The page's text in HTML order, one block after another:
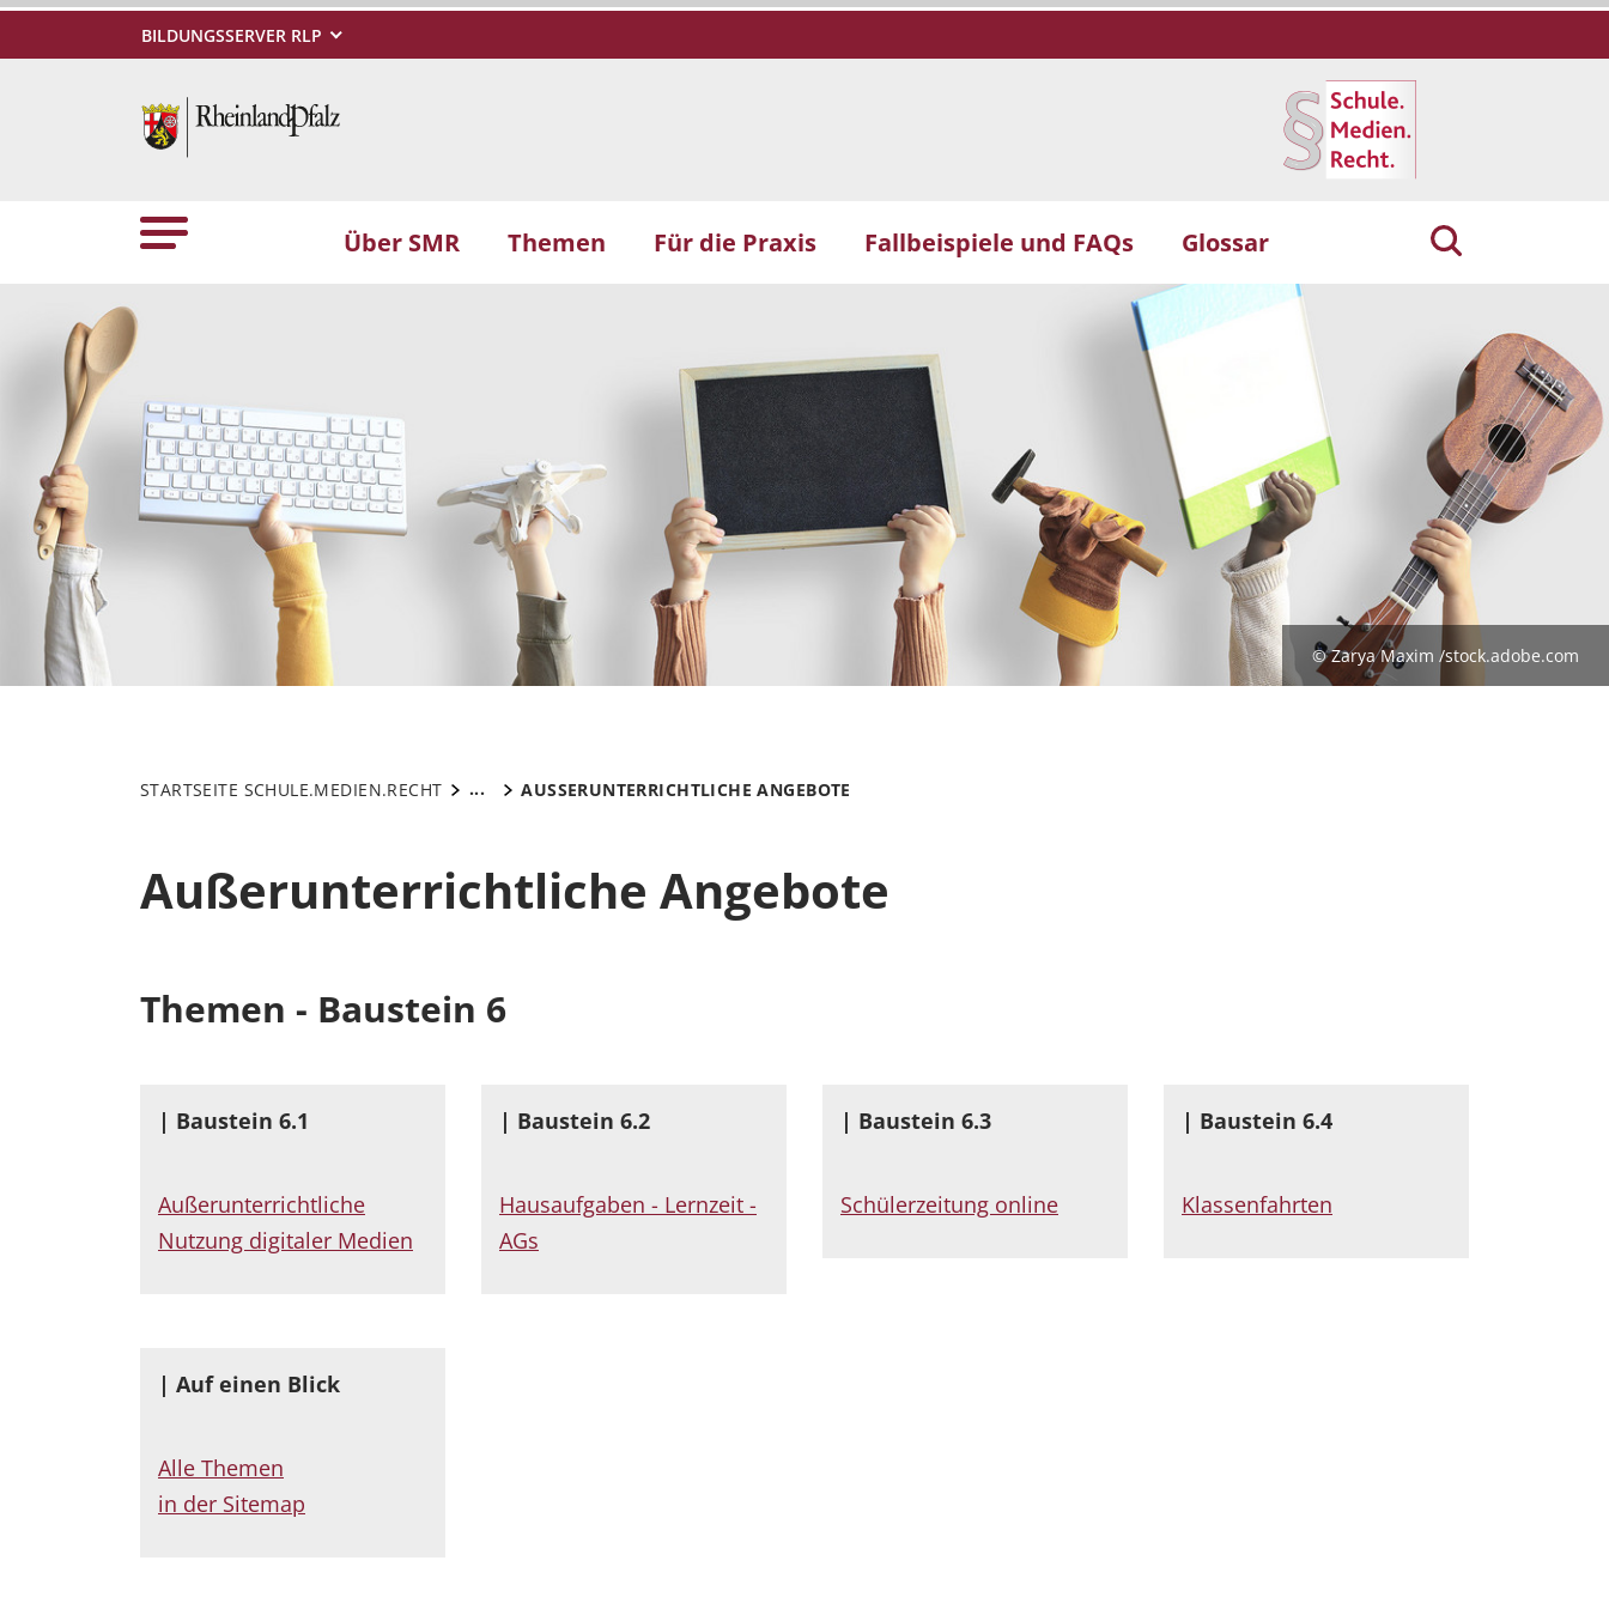
BILDUNGSSERVER RLP
Über SMR Themen Für die Praxis Fallbeispiele und FAQs Glossar
© Zarya Maxim /stock.adobe.com
STARTSEITE SCHULE.MEDIEN.RECHT ... AUSSERUNTERRICHTLICHE ANGEBOTE
Außerunterrichtliche Angebote
Themen - Baustein 6
| Baustein 6.1
Außerunterrichtliche
Nutzung digitaler Medien
| Auf einen Blick
Alle Themen
in der Sitemap
| Baustein 6.2
Hausaufgaben - Lernzeit -
AGs
| Baustein 6.3
Schülerzeitung online
| Baustein 6.4
Klassenfahrten